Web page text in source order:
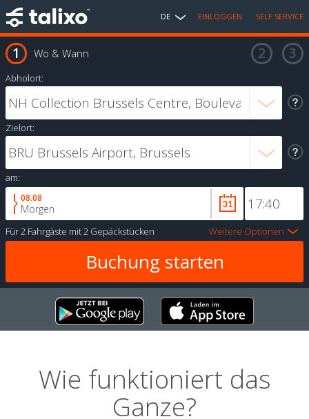
DE EINLOGGEN SELF SERVICE
Wo & Wann
Abholort:
Zielort:
am:
08.08
Morgen
Für2 Fahrgäste mit2 Gepäckstücken Weitere Optionen
Wie funktioniert das
Ganze?